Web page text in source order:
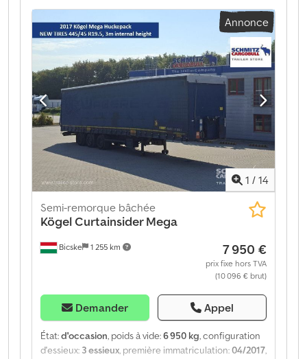
de tous les véhicules disponibles. Vous avez besoin
d’un financement ? Nous proposons des solutions de
financement personnalisées, des contrats d’entretien
complets et des services télématiques. Nous serions
ravis de vous conseiller personnellement.
Dsdpfoztgybox Abmjck
Annonce
1 / 14
Bicske 1 255 km
Semi-remorque bâchée
KögelCurtainsider Mega
7 950 €
prix fixe hors TVA
(10 096 € brut)
Demander Appel
État:d'occasion, poids à vide:6 950 kg, configuration
d'essieux: 3 essieux, première immatriculation:04/2017,